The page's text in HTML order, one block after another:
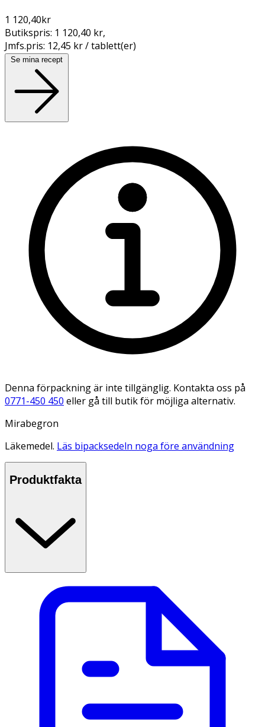
1 120,40kr
Butikspris: 1 120,40 kr,
Jmfs.pris: 12,45 kr / tablett(er)
Se mina recept
Denna förpackning är inte tillgänglig. Kontakta oss på
0771-450 450 eller gå till butik för möjliga alternativ.
Mirabegron
Läkemedel. Läs bipacksedeln noga före användning
Produktfakta